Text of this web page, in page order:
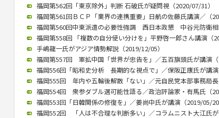
福岡第562回「東京除外」判断 石破氏が疑問視（2020/07/31）
福岡第561回ＢＣＰ「業界の連携重要」日航の佐藤氏講演／（
福岡第560回中東派遣の必要性強調 西日本政懇 中谷元防衛
福岡第558回 「複数の自分使い分けを」平野啓一郎さん講演（
手嶋龍一氏がアジア情勢解説（2019/12/05）
福岡第557回 軍拡中国「世界が忠告を」／五百旗頭氏が講演
福岡556回「昭和史分析 長期的な視点で」／保阪正康氏が講
福岡555回 年内や五輪後解散「ない」／元自民党本部事務局
福岡554回 衆参ダブル選可能性語る／政治評論家・有馬氏（
福岡553回「日韓関係の修復を」／姜尚中氏が講演（2019/05/
福岡552回 「人は不合理な判断多い」／コラムニスト大江氏